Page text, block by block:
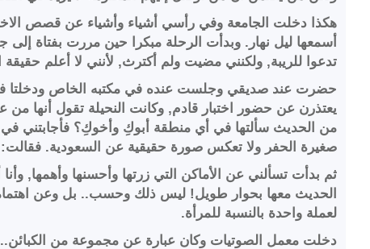
هكذا دخلت الجامعة وفي رأسي أشياء وأشياء عن قصص
أسمعها ليل نهار. وبدأت الرحلة مبكرا حين مررت بفتاة
تدعوا للريبة, ولكنني مضيت ولم أكترث, لأنني لا أعلم حقيقة
حضرت عند صديقي وجلست عنده في مكتبه الخاص ودخلتا
يعتذرن عن حضور اختبار قادم, وكانت النحيلة تقول أنها من
من الحديث سألتها في أي منطقة أبوكِ وأخوكِ؟ فأجابتني
صغيرة الحفر ولا تعكس صورة حقيقية عن السعودية.
ثم بدأت تسألني عن الأماكن التي زرتها وأحسنها وأهمها,
الحديث معها بحوار طويل! ليس ذلك وحسب.. بل وعن
لعملة واحدة بالنسبة للمرأة.
دخلت معمل الصوتيات وكان عبارة عن مجموعة من